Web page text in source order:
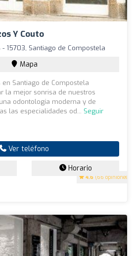
Y Couto
4.6 (66 opiniones)
- 15703, Santiago de Compostela
Mapa
Santiago de Compostela
la mejor sonrisa de nuestros
odontología moderna y de
las especialidades od... Seguir
Ver teléfono
Horario